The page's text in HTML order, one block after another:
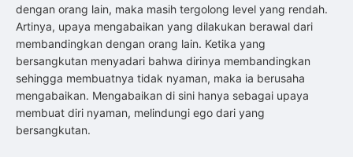
dengan orang lain, maka masih tergolong level yang rendah.
Artinya, upaya mengabaikan yang dilakukan berawal dari
membandingkan dengan orang lain. Ketika yang
bersangkutan menyadari bahwa dirinya membandingkan
sehingga membuatnya tidak nyaman, maka ia berusaha
mengabaikan. Mengabaikan di sini hanya sebagai upaya
membuat diri nyaman, melindungi ego dari yang
bersangkutan.